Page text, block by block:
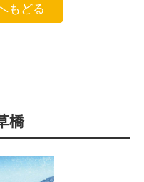
もどる
橋